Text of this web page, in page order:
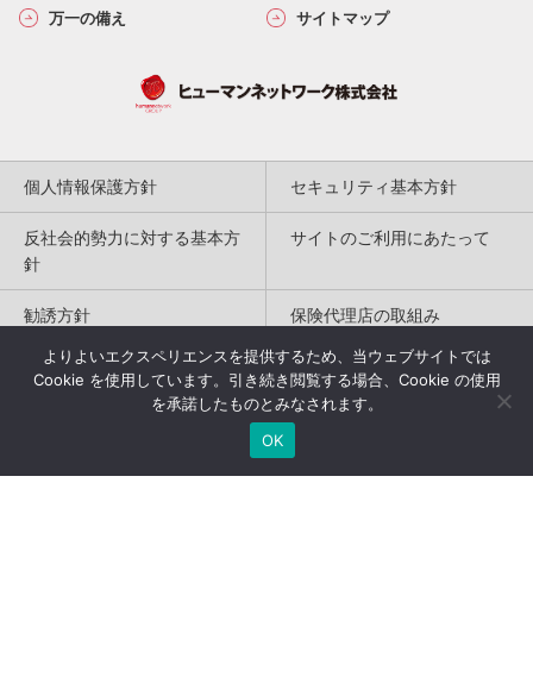
万一の備え
サイトマップ
個人情報保護方針 セキュリティ基本方針
反社会的勢力に対する基本方
針
サイトのご利用にあたって
勧誘方針 保険代理店の取組み
特定商取引法に基づく表記
Copyright(c) 2004-2026
Humannetwork Inc. All rights reserved.
よりよいエクスペリエンスを提供するため、当ウェブサイトでは
Cookie を使用しています。引き続き閲覧する場合、Cookie の使用
を承諾したものとみなされます。
OK